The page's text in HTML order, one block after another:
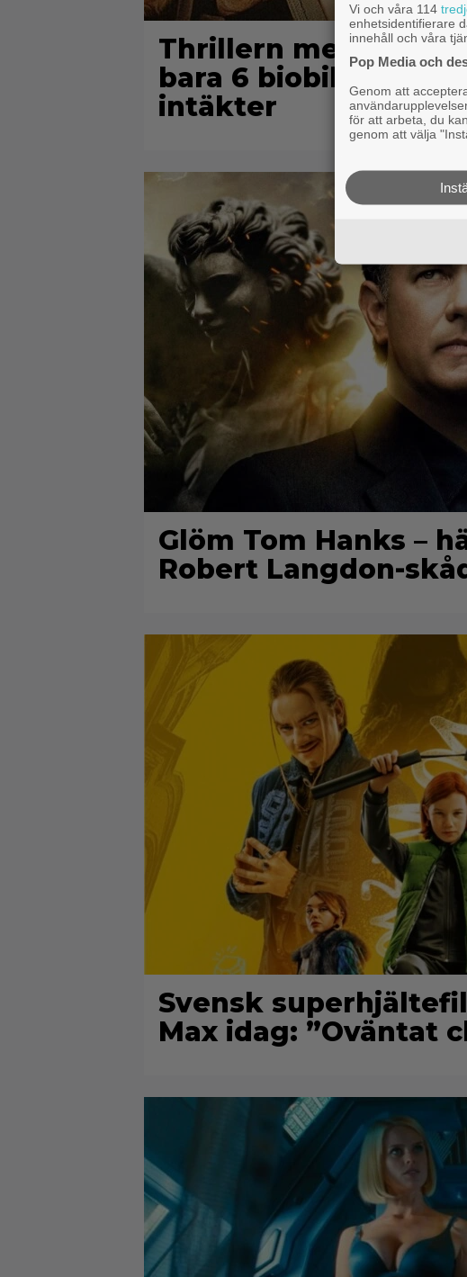
Thrillern med
bara 6 biobiljetter –
intäkter
Glöm Tom Hanks –
Robert Langdon-
Svensk
Max idag: ”Oväntat
Vi och våra 114
enhetsidentifierare
innehåll och våra
Pop Media och
Genom att
för att arbeta, du
genom att välja